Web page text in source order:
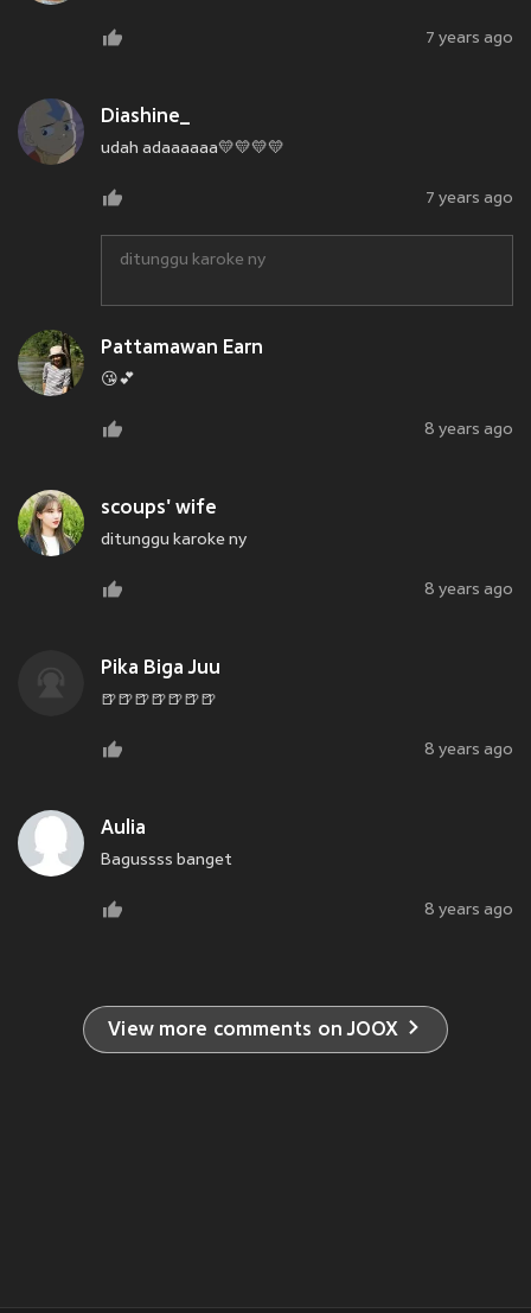
7 years ago
Diashine_
udah adaaaaaa💛💛💛💛
7 years ago
ditunggu karoke ny
Pattamawan Earn
😘💕
8 years ago
scoups' wife
ditunggu karoke ny
8 years ago
Pika Biga Juu
🍺🍺🍺🍺🍺🍺🍺
8 years ago
Aulia
Bagussss banget
8 years ago
View more comments on JOOX